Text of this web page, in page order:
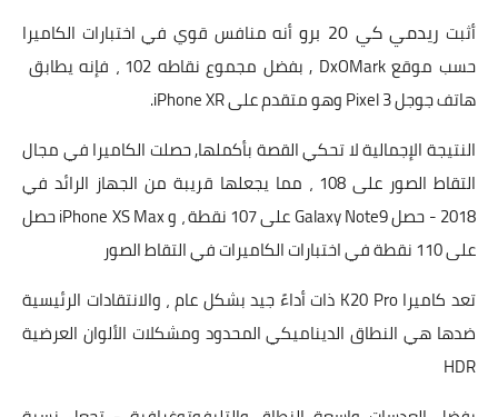
أثبت ريدمي كي 20 برو
أنه منافس قوي في اختبارات الكاميرا
حسب موقع DxOMark , بفضل مجموع نقاطه 102 ، فإنه يطابق
هاتف جوجل Pixel 3 وهو متقدم على iPhone XR.
النتيجة الإجمالية لا تحكي القصة بأكملها, حصلت الكاميرا في مجال
التقاط الصور على 108 ، مما يجعلها قريبة من الجهاز الرائد في
2018 - حصل Galaxy Note9 على 107 نقطة ، و iPhone XS Max حصل
على 110 نقطة في اختبارات الكاميرات في التقاط الصور
تعد كاميرا K20 Pro ذات أداءً جيد بشكل عام ، والانتقادات الرئيسية
ضدها هي النطاق الديناميكي المحدود ومشكلات الألوان العرضية
HDR